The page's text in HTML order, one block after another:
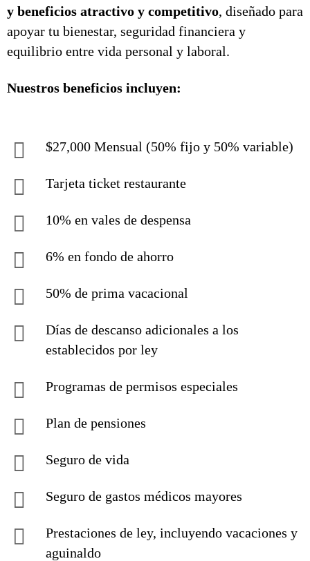
y beneficios atractivo y competitivo, diseñado para
apoyar tu bienestar, seguridad financiera y
equilibrio entre vida personal y laboral.
Nuestros beneficios incluyen:
$27,000 Mensual (50% fijo y 50% variable)
Tarjeta ticket restaurante
10% en vales de despensa
6% en fondo de ahorro
50% de prima vacacional
Días de descanso adicionales a los
establecidos por ley
Programas de permisos especiales
Plan de pensiones
Seguro de vida
Seguro de gastos médicos mayores
Prestaciones de ley, incluyendo vacaciones y
aguinaldo